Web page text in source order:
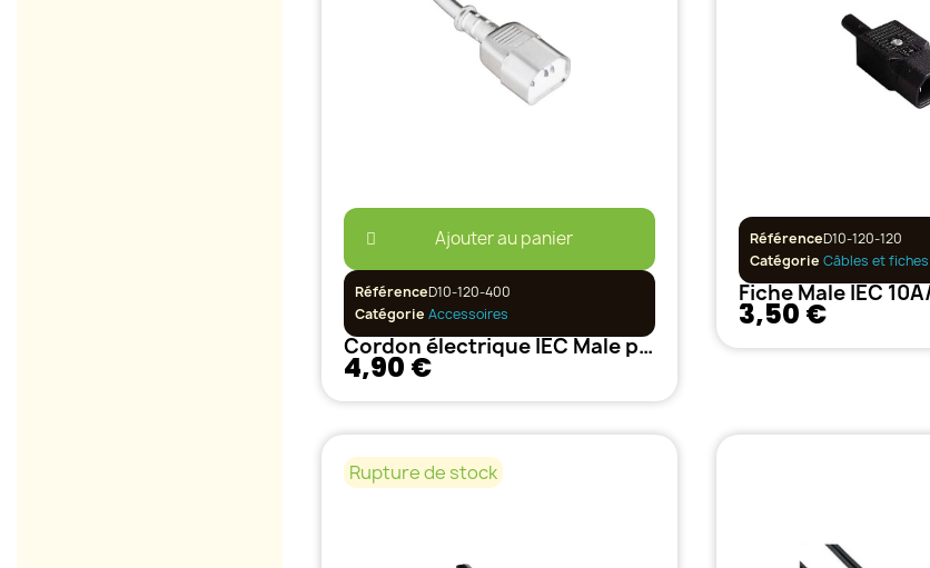
Ajouter au panier
RéférenceD10-120-400
Catégorie Accessoires
Cordon électrique IEC Male pour ballast électronique 3G 1.5 mm² 2M
4,90 €
RéférenceD10-120-120
CatégorieCâbles et fiches
Fiche Male IEC
3,50 €
Rupture de stock